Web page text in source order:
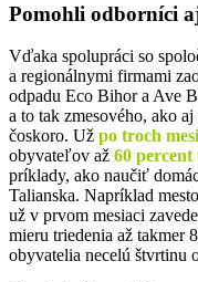
Pomohli odborníci
Vďaka spolupráci so
a regionálnymi firmami
odpadu Eco Bihor a Ave
a to tak zmesového, ako
čoskoro. Už po troch
obyvateľov až 60 percent
príklady, ako naučiť
Talianska. Napríklad
už v prvom mesiaci
mieru triedenia až takmer
obyvatelia necelú štvrtinu